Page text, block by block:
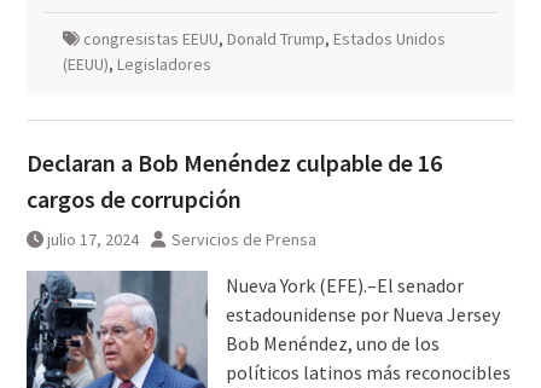
congresistas EEUU, Donald Trump, Estados Unidos
(EEUU), Legisladores
Declaran a Bob Menéndez culpable de 16
cargos de corrupción
julio 17, 2024 Servicios de Prensa
Nueva York (EFE).–El senador
estadounidense por Nueva Jersey
Bob Menéndez, uno de los
políticos latinos más reconocibles